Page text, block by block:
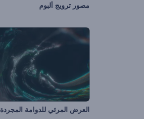
مصور ترويج ألبوم
العرض المرئي للدوامة المجردة